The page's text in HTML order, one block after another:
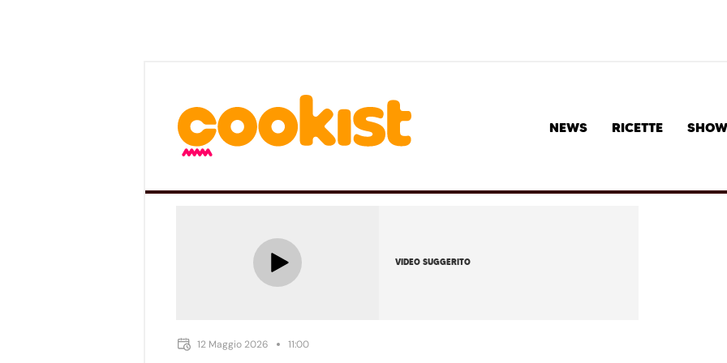
NEWS RICETTE SHOW
VIDEO SUGGERITO
12 Maggio 2026 11:00